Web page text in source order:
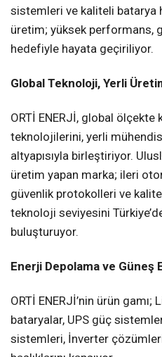
sistemleri ve kaliteli batarya
üretim; yüksek performans,
hedefiyle hayata geçiriliyor.
Global Teknoloji, Yerli
ORTİ ENERJİ, global
teknolojilerini, yerli
altyapısıyla birleştiriyor.
üretim yapan marka; ileri
güvenlik protokolleri ve
teknoloji seviyesini
buluşturuyor.
Enerji Depolama ve Güneş
ORTİ ENERJİ’nin ürün gamı;
bataryalar, UPS güç
sistemleri, İnverter